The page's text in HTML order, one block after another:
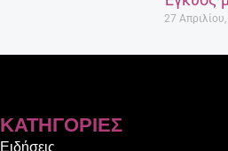
27
ΚΑΤΗΓΟΡΊΕΣ